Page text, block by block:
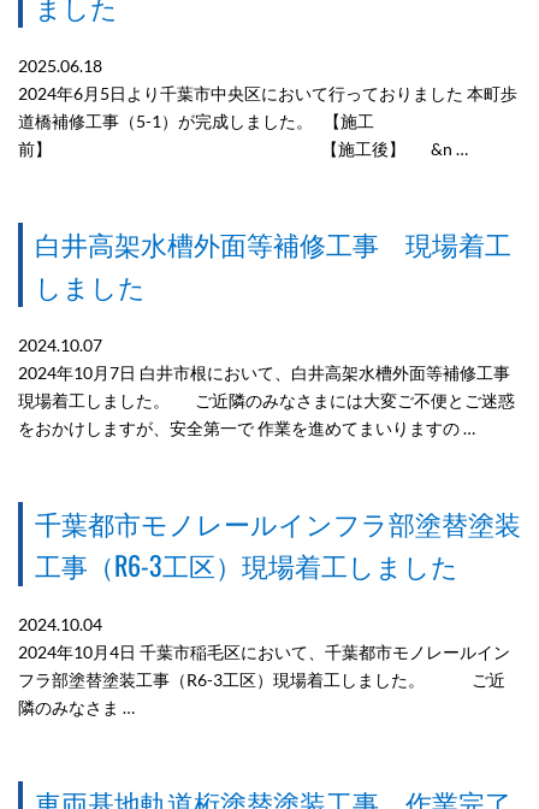
2025.06.18
2024年6月5日より千葉市中央区において行っておりました 本町歩
道橋補修工事（5-1）が完成しました。 【施工
前】 【施工後】 &n …
白井高架水槽外面等補修工事 現場着工
しました
2024.10.07
2024年10月7日 白井市根において、白井高架水槽外面等補修工事
現場着工しました。 ご近隣のみなさまには大変ご不便とご迷惑
をおかけしますが、安全第一で 作業を進めてまいりますの …
千葉都市モノレールインフラ部塗替塗装
工事（R6-3工区）現場着工しました
2024.10.04
2024年10月4日 千葉市稲毛区において、千葉都市モノレールイン
フラ部塗替塗装工事（R6-3工区）現場着工しました。 ご近
隣のみなさま …